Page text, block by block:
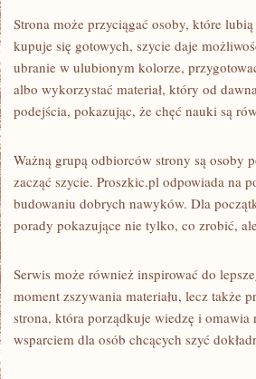
Strona może przyciągać osoby, które
kupuje się gotowych, szycie daje
ubranie w ulubionym kolorze,
albo wykorzystać materiał, który od
podejścia, pokazując, że chęć nauki są
Ważną grupą odbiorców strony są osoby
zacząć szycie. Proszkic.pl odpowiada na
budowaniu dobrych nawyków. Dla
porady pokazujące nie tylko, co zrobić,
Serwis może również inspirować do
moment zszywania materiału, lecz także
strona, która porządkuje wiedzę i
wsparciem dla osób chcących szyć